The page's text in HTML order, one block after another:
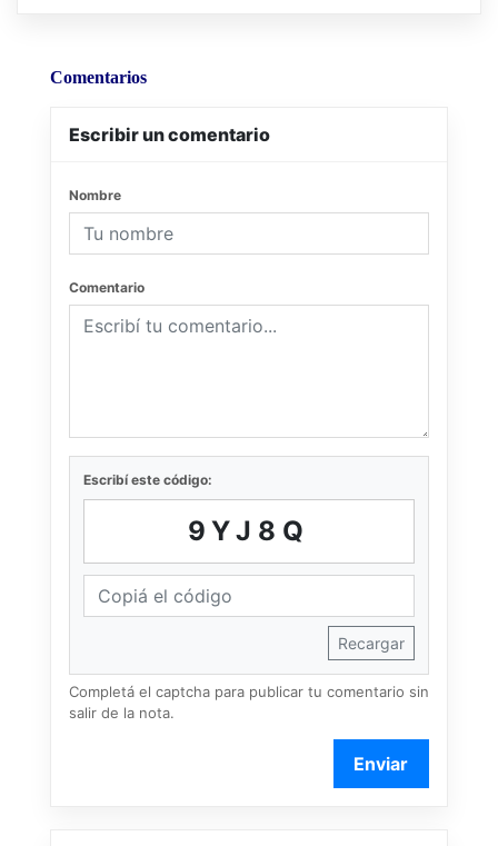
Comentarios
Escribir un comentario
Nombre
Comentario
Escribí este código:
9YJ8Q
Recargar
Completá el captcha para publicar tu comentario sin
salir de la nota.
Enviar